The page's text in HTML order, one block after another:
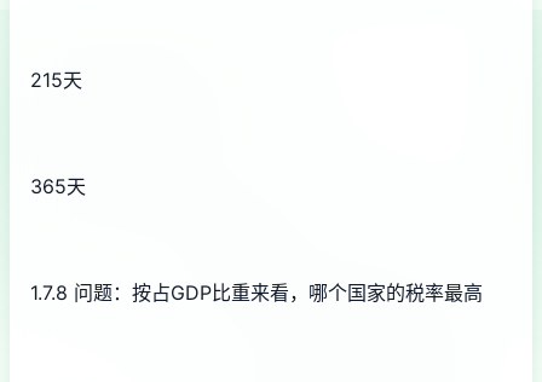
215天
365天
1.7.8 问题：按占GDP比重来看，哪个国家的税率最高